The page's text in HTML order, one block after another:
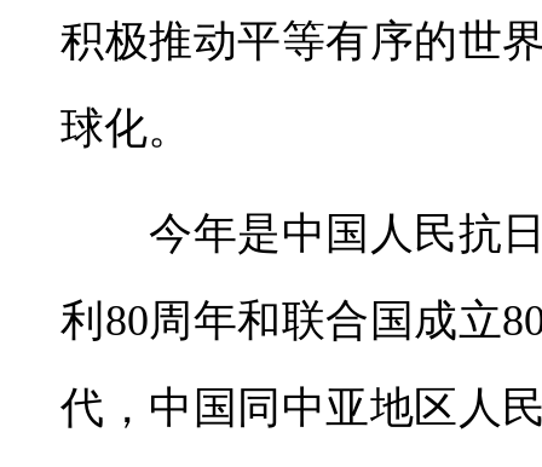
积极推动平等有序的世
球化。
今年是中国人民抗日
利80周年和联合国成立
代，中国同中亚地区人